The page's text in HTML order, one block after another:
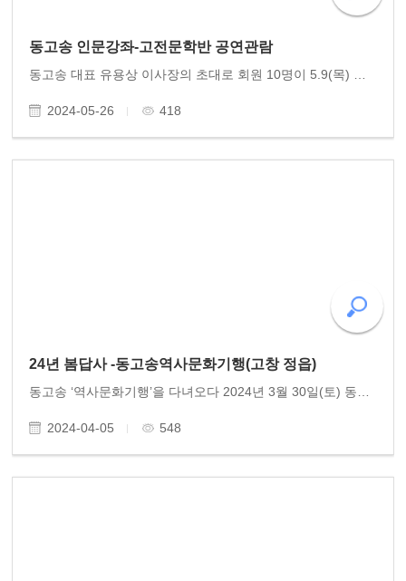
동고송 인문강좌-고전문학반 공연관람
동고송 대표 유용상 이사장의 초대로 회원 10명이 5.9(목) 광주예술의전당 대극장에서 좋은 공연을 관람했습니다. 5•18 44주년기념 오라토리오 빛이여 빛이여 빛고을이여! 문학인 문병란의 詩에 김성훈이 작곡한 대서사를 14편의 교성곡으로 연출한 공연이었습니다. 월 2..
2024-05-26 418
24년 봄답사 -동고송역사문화기행(고창 정읍)
동고송 ‘역사문화기행’을 다녀오다 2024년 3월 30일(토) 동고송 역사문화기행 고창•정읍 답사가 있었다. 130여 년 전 동학농민혁명의 현장, '앉으면 죽산이오, 서면 백산이라!'를 외쳤던 곳, 반봉건 반외세의 기치를 드높였던 그날의 함성을 찾아 우리는 뜻깊은 역사기행을 하..
2024-04-05 548